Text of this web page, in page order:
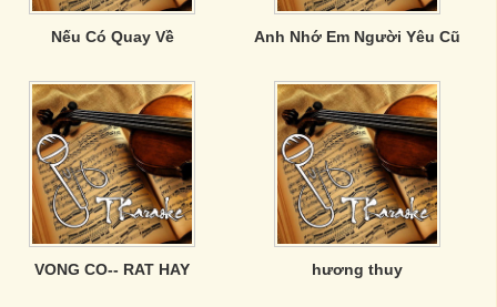
Nếu Có Quay Về Anh Nhớ Em Người Yêu Cũ
VONG CO-- RAT HAY hương thuy